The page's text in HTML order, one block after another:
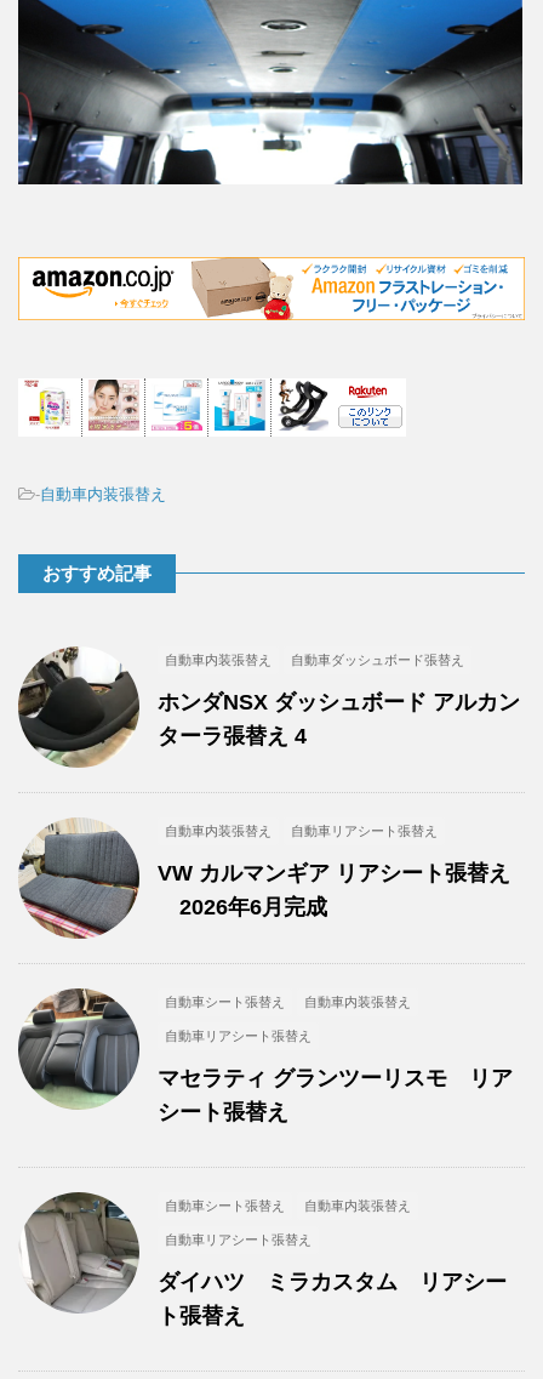
-自動車内装張替え
おすすめ記事
自動車内装張替え 自動車ダッシュボード張替え
ホンダNSX ダッシュボード アルカン
ターラ張替え 4
自動車内装張替え 自動車リアシート張替え
VW カルマンギア リアシート張替え
2026年6月完成
自動車シート張替え 自動車内装張替え
自動車リアシート張替え
マセラティ グランツーリスモ リア
シート張替え
自動車シート張替え 自動車内装張替え
自動車リアシート張替え
ダイハツ ミラカスタム リアシー
ト張替え